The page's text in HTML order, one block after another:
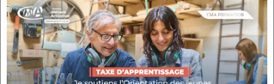
Mardi 17 mars (14h-16h) :réparation
textile et cordonnerie (vêtements, chaussures)
POURQUOI PARTICIPER